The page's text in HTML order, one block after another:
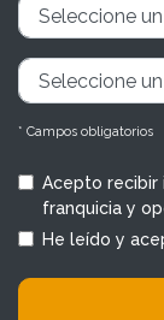
* Campos obligatorios
Acepto recibir
franquicia y
He leído y